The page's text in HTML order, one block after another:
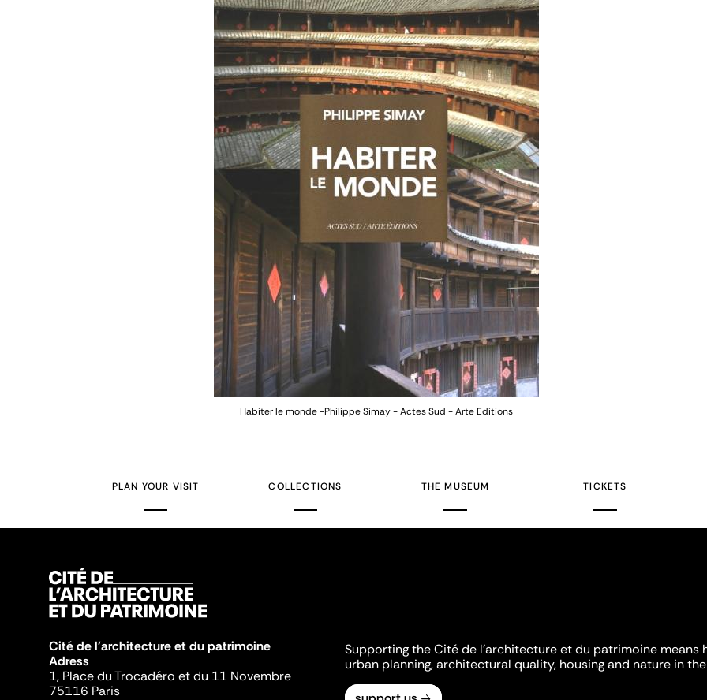
Habiter le monde -Philippe Simay - Actes Sud - Arte Editions
PLAN YOUR VISIT COLLECTIONS THE MUSEUM TICKETS
Cité de l'architecture et du patrimoine
Adress
1, Place du Trocadéro et du 11 Novembre
75116 Paris
Supporting the Cité de l'architecture et du patrimoine means
urban planning, architectural quality, housing and nature in